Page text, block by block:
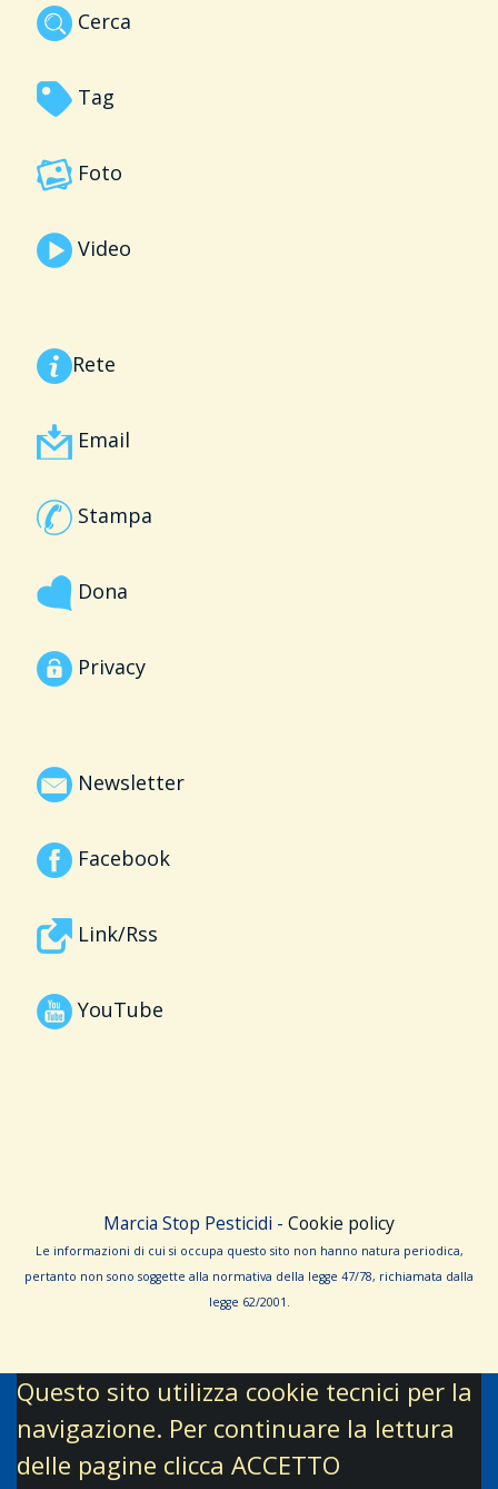
Cerca
Tag
Foto
Video
Rete
Email
Stampa
Dona
Privacy
Newsletter
Facebook
Link/Rss
YouTube
Marcia Stop Pesticidi - Cookie policy
Le informa­zioni di cui si occupa questo sito non hanno na­tura periodica,
pertanto non sono sog­gette alla normativa della legge 47/78, richiamata dalla
leg­ge 62/­2001.
Questo sito utilizza cookie tecnici per la
navigazione. Per continuare la lettura
delle pagine clicca ACCETTO